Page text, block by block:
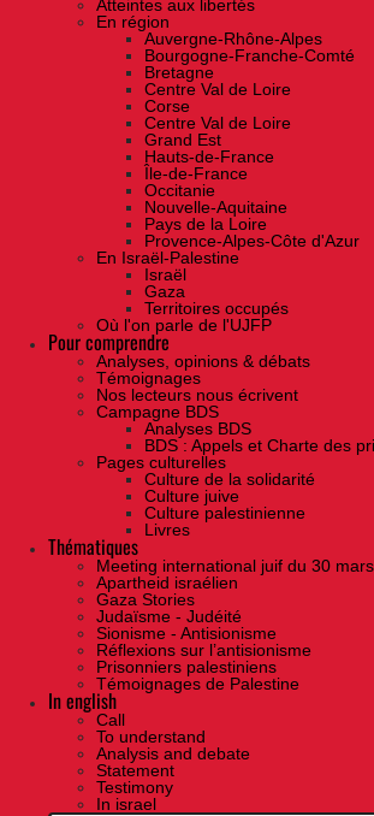
Atteintes aux libertés
En région
Auvergne-Rhône-Alpes
Bourgogne-Franche-Comté
Bretagne
Centre Val de Loire
Corse
Centre Val de Loire
Grand Est
Hauts-de-France
Île-de-France
Occitanie
Nouvelle-Aquitaine
Pays de la Loire
Provence-Alpes-Côte d'Azur
En Israël-Palestine
Israël
Gaza
Territoires occupés
Où l'on parle de l'UJFP
Pour comprendre
Analyses, opinions & débats
Témoignages
Nos lecteurs nous écrivent
Campagne BDS
Analyses BDS
BDS : Appels et Charte des
Pages culturelles
Culture de la solidarité
Culture juive
Culture palestinienne
Livres
Thématiques
Meeting international juif du 30
Apartheid israélien
Gaza Stories
Judaïsme - Judéité
Sionisme - Antisionisme
Réflexions sur l’antisionisme
Prisonniers palestiniens
Témoignages de Palestine
In english
Call
To understand
Analysis and debate
Statement
Testimony
In israel